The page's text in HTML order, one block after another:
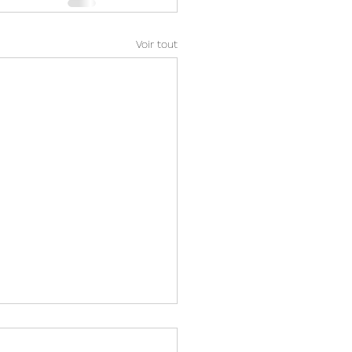
Voir tout